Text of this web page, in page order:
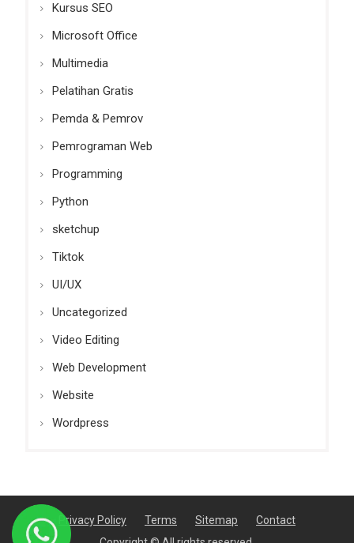
Kursus SEO
Microsoft Office
Multimedia
Pelatihan Gratis
Pemda & Pemrov
Pemrograman Web
Programming
Python
sketchup
Tiktok
UI/UX
Uncategorized
Video Editing
Web Development
Website
Wordpress
Privacy Policy Terms Sitemap
Contact